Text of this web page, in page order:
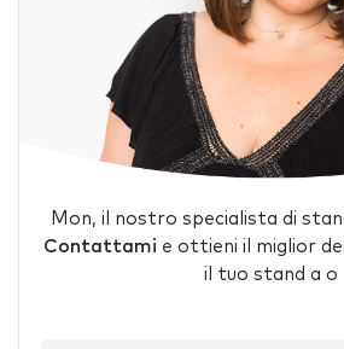
Mon, il nostro specialista di
Contattami e ottieni il miglior
il tuo stand a o